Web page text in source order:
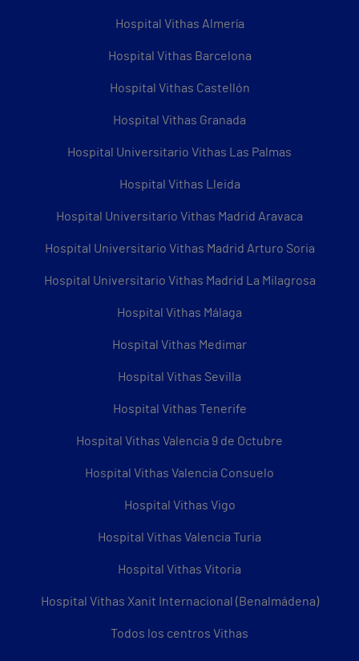
Hospital Vithas Almería
Hospital Vithas Barcelona
Hospital Vithas Castellón
Hospital Vithas Granada
Hospital Universitario Vithas Las Palmas
Hospital Vithas Lleida
Hospital Universitario Vithas Madrid Aravaca
Hospital Universitario Vithas Madrid Arturo Soria
Hospital Universitario Vithas Madrid La Milagrosa
Hospital Vithas Málaga
Hospital Vithas Medimar
Hospital Vithas Sevilla
Hospital Vithas Tenerife
Hospital Vithas Valencia 9 de Octubre
Hospital Vithas Valencia Consuelo
Hospital Vithas Vigo
Hospital Vithas Valencia Turia
Hospital Vithas Vitoria
Hospital Vithas Xanit Internacional (Benalmádena)
Todos los centros Vithas